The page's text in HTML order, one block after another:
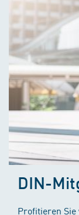
DIN-
Profitieren Sie